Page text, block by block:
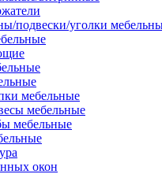
подвески/уголки
мебельные
мебельные
мебельные
окон